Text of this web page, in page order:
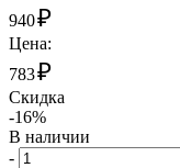
940₽
Цена:
783₽
Скидка
-16%
В наличии
-